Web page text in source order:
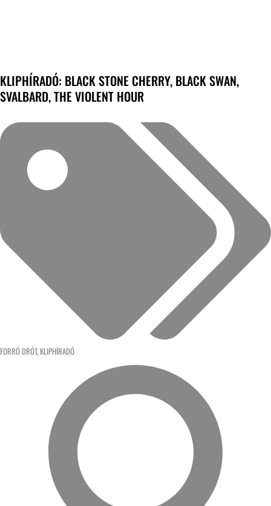
KLIPHÍRADÓ: BLACK STONE CHERRY, BLACK SWAN,
SVALBARD, THE VIOLENT HOUR
FORRÓ DRÓT, KLIPHÍRADÓ